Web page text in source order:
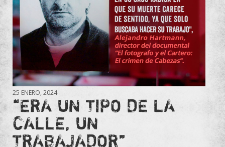
25 ENERO, 2024
“ERA UN TIPO DE LA
CALLE, UN
TRABAJADOR”